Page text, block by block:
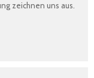
zeichnen uns aus.